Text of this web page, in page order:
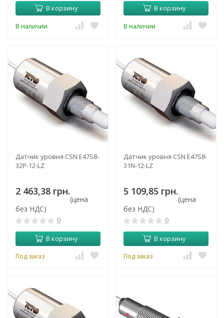
В корзину
В наличии
В корзину
В наличии
Датчик уровня CSN E47S8-
32P-12-LZ
2 463,38 грн.
(цена
без НДС)
0
В корзину
Под заказ
Датчик уровня CSN E47S8-
31N-12-LZ
5 109,85 грн.
(цена
без НДС)
0
В корзину
Под заказ